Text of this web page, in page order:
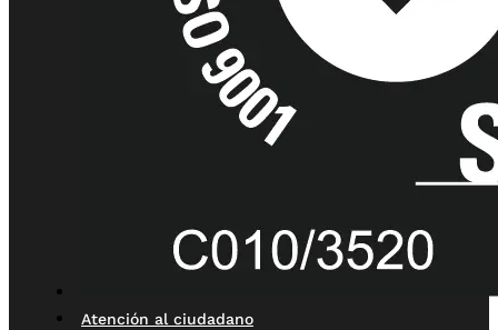
Atención al ciudadano